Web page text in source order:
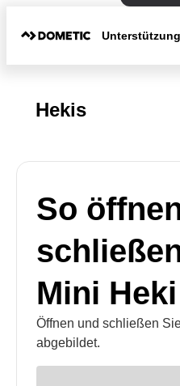
Unterstützung
Hekis
So
Mini
Öffnen und schließen
abgebildet.